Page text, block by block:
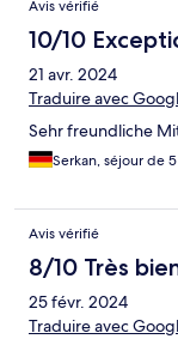
Avis vérifié
10/10
21 avr. 2024
Traduire avec
Sehr freundliche
Serkan, séjour de
Avis vérifié
8/10 Très
25 févr. 2024
Traduire avec